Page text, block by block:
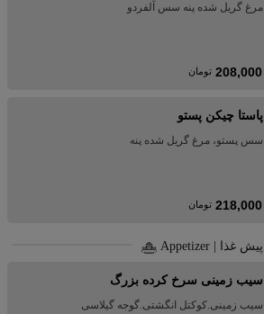
مرغ گریل شده پنه سس آلفردو
208,000 تومان
پاستا چیکن پستو
سس پستو، مرغ گریل شده پنه
218,000 تومان
پیش غذا | Appetizer
سیب زمینی سرخ کرده بزرگ
سیب زمینی.کوکتل انگشتی.گوجه گیلاسی